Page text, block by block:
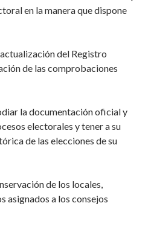
en la manera que dispone
del Registro
de las comprobaciones
la documentación oficial y
electorales y tener a su
de las elecciones de su
de los locales,
asignados a los consejos